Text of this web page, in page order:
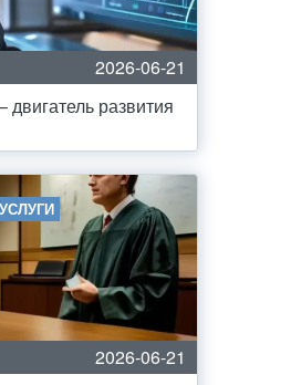
2026-06-21
развития
2026-06-21